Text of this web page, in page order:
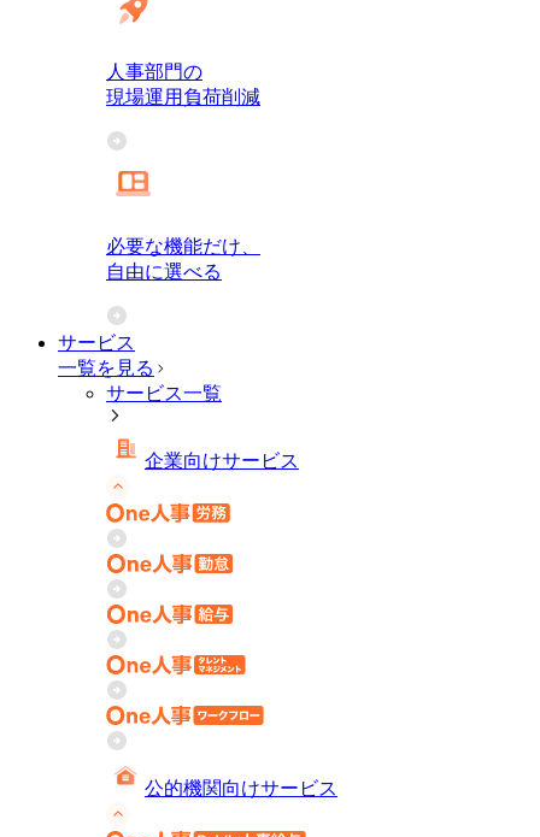
人事部門の
現場運用負荷削減
必要な機能だけ、
自由に選べる
サービス
一覧を見る
サービス一覧
企業向けサービス
公的機関向けサービス